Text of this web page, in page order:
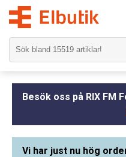
Besök oss på RIX FM
Vi har just nu hög